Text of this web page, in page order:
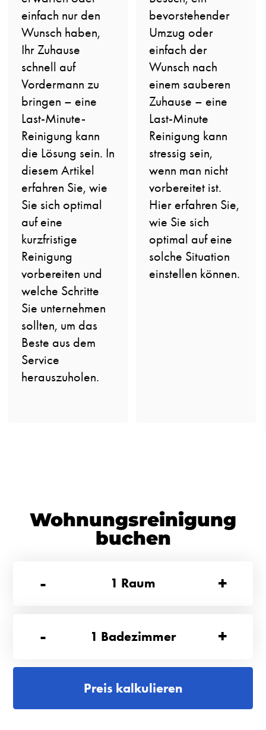
einfach nur den
Wunsch haben,
Ihr Zuhause
schnell auf
Vordermann zu
bringen – eine
Last-Minute-
Reinigung kann
die Lösung sein. In
diesem Artikel
erfahren Sie, wie
Sie sich optimal
auf eine
kurzfristige
Reinigung
vorbereiten und
welche Schritte
Sie unternehmen
sollten, um das
Beste aus dem
Service
herauszuholen.
bevorstehender
Umzug oder
einfach der
Wunsch nach
einem sauberen
Zuhause – eine
Last-Minute
Reinigung kann
stressig sein,
wenn man nicht
vorbereitet ist.
Hier erfahren Sie,
wie Sie sich
optimal auf eine
solche Situation
einstellen können.
Wohnungsreinigung
buchen
-
1 Raum +
- 1 Badezimmer +
Preis kalkulieren